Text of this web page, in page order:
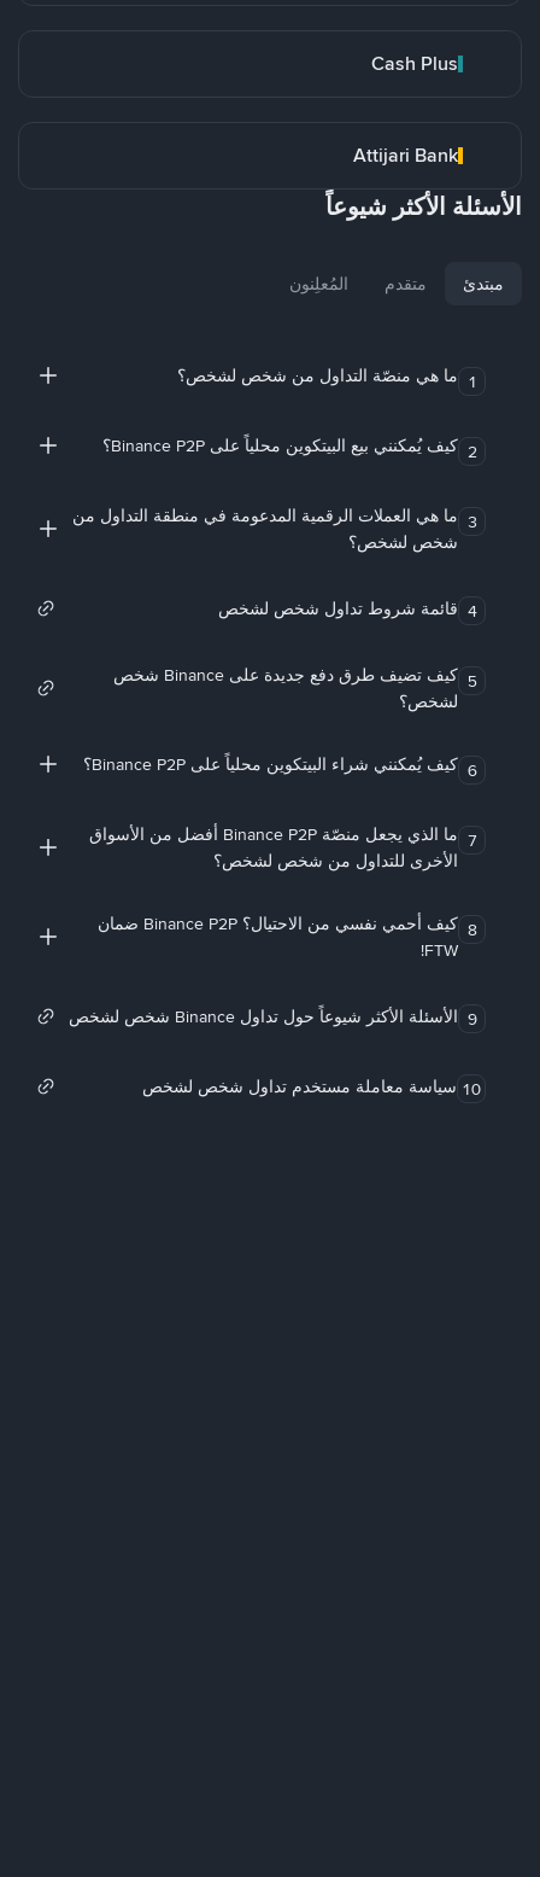
Cash Plus
Attijari Bank
الأسئلة الأكثر شيوعاً
مبتدئ متقدم المُعلِنون
1 ما هي منصّة التداول من شخص لشخص؟
2 كيف يُمكنني بيع البيتكوين محلياً على Binance P2P؟
3 ما هي العملات الرقمية المدعومة في منطقة التداول من
شخص لشخص؟
4 قائمة شروط تداول شخص لشخص
5
كيف تضيف طرق دفع جديدة على Binance شخص
لشخص؟
6 كيف يُمكنني شراء البيتكوين محلياً على Binance P2P؟
7
ما الذي يجعل منصّة Binance P2P أفضل من الأسواق
الأخرى للتداول من شخص لشخص؟
8
كيف أحمي نفسي من الاحتيال؟ Binance P2P ضمان
FTW!
9 الأسئلة الأكثر شيوعاً حول تداول Binance شخص لشخص
10 سياسة معاملة مستخدم تداول شخص لشخص